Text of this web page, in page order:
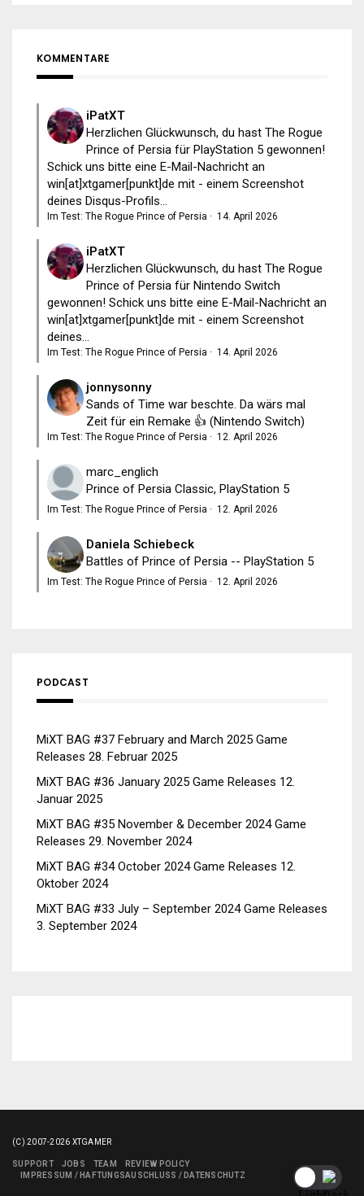
KOMMENTARE
iPatXT
Herzlichen Glückwunsch, du hast The Rogue
Prince of Persia für PlayStation 5 gewonnen!
Schick uns bitte eine E-Mail-Nachricht an
win[at]xtgamer[punkt]de mit - einem Screenshot
deines Disqus-Profils...
Im Test: The Rogue Prince of Persia · 14. April 2026
iPatXT
Herzlichen Glückwunsch, du hast The Rogue
Prince of Persia für Nintendo Switch
gewonnen! Schick uns bitte eine E-Mail-Nachricht an
win[at]xtgamer[punkt]de mit - einem Screenshot
deines...
Im Test: The Rogue Prince of Persia · 14. April 2026
jonnysonny
Sands of Time war beschte. Da wärs mal
Zeit für ein Remake 👍 (Nintendo Switch)
Im Test: The Rogue Prince of Persia · 12. April 2026
marc_englich
Prince of Persia Classic, PlayStation 5
Im Test: The Rogue Prince of Persia · 12. April 2026
Daniela Schiebeck
Battles of Prince of Persia -- PlayStation 5
Im Test: The Rogue Prince of Persia · 12. April 2026
PODCAST
MiXT BAG #37 February and March 2025 Game
Releases 28. Februar 2025
MiXT BAG #36 January 2025 Game Releases 12.
Januar 2025
MiXT BAG #35 November & December 2024 Game
Releases 29. November 2024
MiXT BAG #34 October 2024 Game Releases 12.
Oktober 2024
MiXT BAG #33 July – September 2024 Game Releases
3. September 2024
(C) 2007-2026 XTGAMER
SUPPORT JOBS TEAM
REVIEW POLICY
IMPRESSUM / HAFTUNGSAUSCHLUSS / DATENSCHUTZ